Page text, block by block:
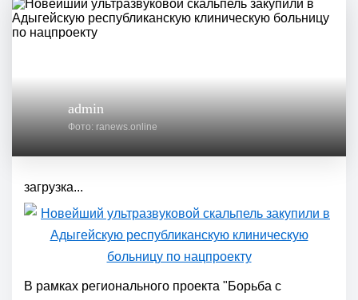
admin
Фото: ranews.online
загрузка...
В рамках регионального проекта "Борьба с